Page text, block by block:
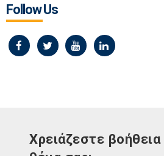
Follow Us
Χρειάζεστε